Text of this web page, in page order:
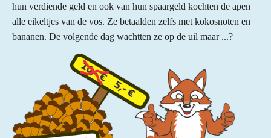
hun verdiende geld en ook van hun spaargeld kochten de apen
alle eikeltjes van de vos. Ze betaalden zelfs met kokosnoten en
bananen. De volgende dag wachtten ze op de uil maar ...?